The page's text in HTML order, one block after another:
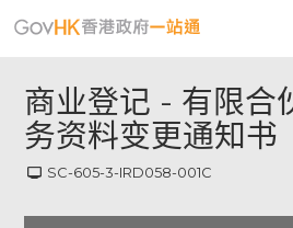
商业登记 - 有限合
务资料变更通知书
SC-605-3-IRD058-001C